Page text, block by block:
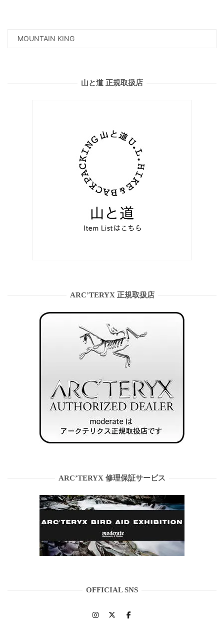
山と道 正規取扱店
ARC’TERYX 正規取扱店
ARC’TERYX 修理保証サービス
OFFICIAL SNS